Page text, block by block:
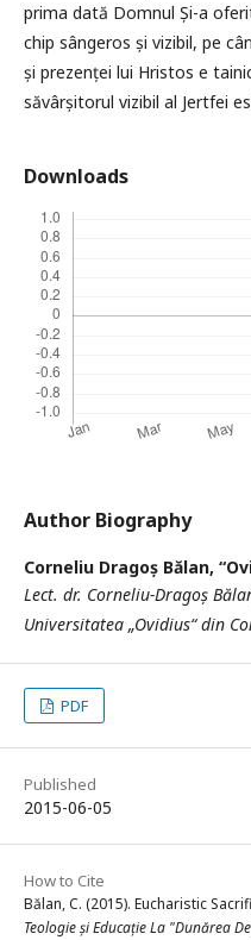
prima dată Domnul Și-a
chip sângeros și vizibil, pe
și prezenței lui Hristos e
săvârșitorul vizibil al Jertfei
Downloads
Author Biography
Corneliu Dragoș Bălan,
Lect. dr. Corneliu-Dragoș
Universitatea „Ovidius“ din
PDF
Published
2015-06-05
How to Cite
Bălan, C. (2015). Eucharistic
Teologie și Educație La "Dunărea